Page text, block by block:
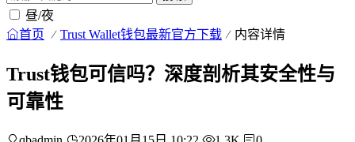
昼/夜
首页 Trust Wallet钱包最新官方下载 内容详情
Trust钱包可信吗？深度剖析其安全性与
可靠性